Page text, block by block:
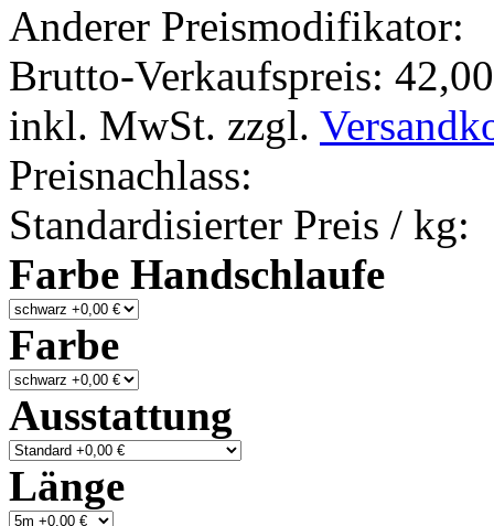
Anderer Preismodifikator:
Brutto-Verkaufspreis:
inkl. MwSt. zzgl.
Preisnachlass:
Standardisierter Preis / kg:
Farbe Handschlaufe
Farbe
Ausstattung
Länge